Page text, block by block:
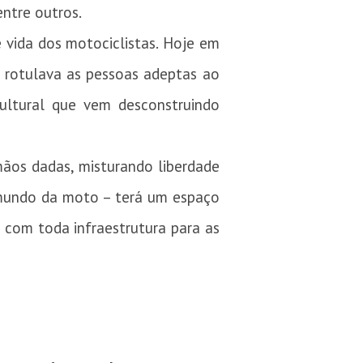
outros.
dos motociclistas. Hoje em
as pessoas adeptas ao
que vem desconstruindo
dadas, misturando liberdade
da moto – terá um espaço
toda infraestrutura para as